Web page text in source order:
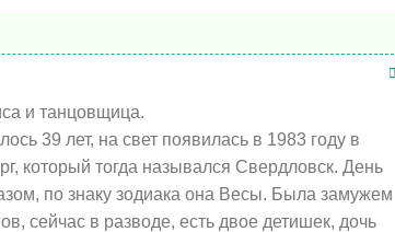
и танцовщица.
39 лет, на свет появилась в 1983 году в
который тогда назывался Свердловск. День
по знаку зодиака она Весы. Была замужем
сейчас в разводе, есть двое детишек, дочь